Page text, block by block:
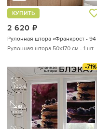
2 620
КУПИТЬ
Рулонная штора 50х170 см - 1 шт.
-71%